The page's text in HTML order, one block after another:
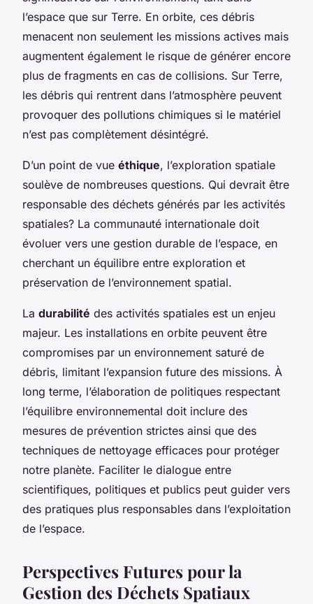
l’espace que sur Terre. En orbite, ces débris
menacent non seulement les missions actives mais
augmentent également le risque de générer encore
plus de fragments en cas de collisions. Sur Terre,
les débris qui rentrent dans l’atmosphère peuvent
provoquer des pollutions chimiques si le matériel
n’est pas complètement désintégré.
D’un point de vue éthique, l’exploration spatiale
soulève de nombreuses questions. Qui devrait être
responsable des déchets générés par les activités
spatiales? La communauté internationale doit
évoluer vers une gestion durable de l’espace, en
cherchant un équilibre entre exploration et
préservation de l’environnement spatial.
La durabilité des activités spatiales est un enjeu
majeur. Les installations en orbite peuvent être
compromises par un environnement saturé de
débris, limitant l’expansion future des missions. À
long terme, l’élaboration de politiques respectant
l’équilibre environnemental doit inclure des
mesures de prévention strictes ainsi que des
techniques de nettoyage efficaces pour protéger
notre planète. Faciliter le dialogue entre
scientifiques, politiques et publics peut guider vers
des pratiques plus responsables dans l’exploitation
de l’espace.
Perspectives Futures pour la
Gestion des Déchets Spatiaux